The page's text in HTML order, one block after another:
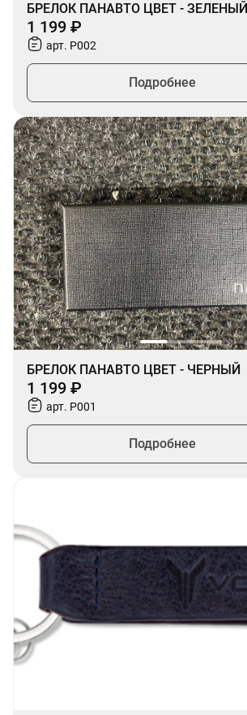
БРЕЛОК ПАНАВТО ЦВЕТ - ЗЕЛЕНЫЙ
1 199 ₽
арт. P002
Подробнее
БРЕЛОК ПАНАВТО ЦВЕТ - ЧЕРНЫЙ
1 199 ₽
арт. P001
Подробнее